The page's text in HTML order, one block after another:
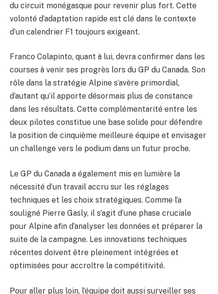
du circuit monégasque pour revenir plus fort. Cette
volonté d’adaptation rapide est clé dans le contexte
d’un calendrier F1 toujours exigeant.
Franco Colapinto, quant à lui, devra confirmer dans les
courses à venir ses progrès lors du GP du Canada. Son
rôle dans la stratégie Alpine s’avère primordial,
d’autant qu’il apporte désormais plus de constance
dans les résultats. Cette complémentarité entre les
deux pilotes constitue une base solide pour défendre
la position de cinquième meilleure équipe et envisager
un challenge vers le podium dans un futur proche.
Le GP du Canada a également mis en lumière la
nécessité d’un travail accru sur les réglages
techniques et les choix stratégiques. Comme l’a
souligné Pierre Gasly, il s’agit d’une phase cruciale
pour Alpine afin d’analyser les données et préparer la
suite de la campagne. Les innovations techniques
récentes doivent être pleinement intégrées et
optimisées pour accroître la compétitivité.
Pour aller plus loin, l’équipe doit aussi surveiller ses